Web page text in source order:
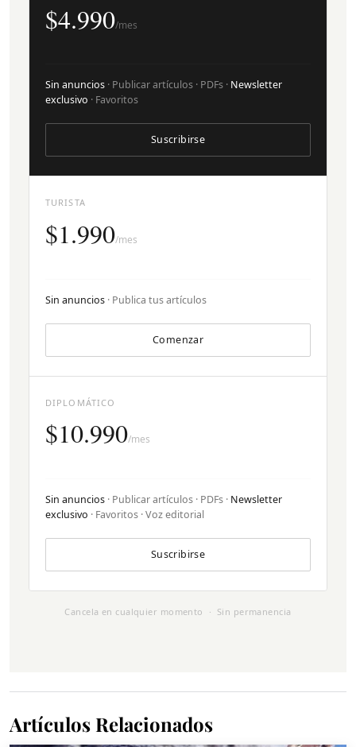
TURISTA
$1.990/mes
Sin anuncios · Publica tus artículos
Comenzar
$4.990/mes
Sin anuncios · Publicar artículos · PDFs · Newsletter
exclusivo · Favoritos
Suscribirse
DIPLOMÁTICO
$10.990/mes
Sin anuncios · Publicar artículos · PDFs · Newsletter
exclusivo · Favoritos · Voz editorial
Suscribirse
Cancela en cualquier momento · Sin permanencia
Artículos Relacionados